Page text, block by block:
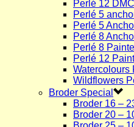
Perlé 12
Perlé 5
Perlé 5
Perlé 8
Perlé 8
Perlé 12
Watercolours
Wildflowers
Broder Special
Broder 16 –
Broder 20 –